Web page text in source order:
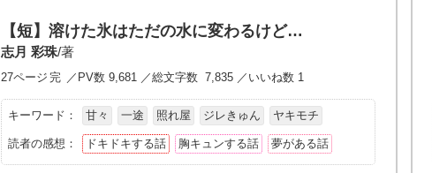
【短】溶けた氷はただの水に変わるけど…
志月 彩珠/著
27ページ 完 ／PV数 9,681 ／総文字数 7,835 ／いいね数 1
キーワード： 甘々 一途 照れ屋 ジレきゅん ヤキモチ
読者の感想： ドキドキする話 胸キュンする話 夢がある話